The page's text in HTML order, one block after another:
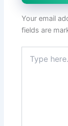
Your email
fields are
here..